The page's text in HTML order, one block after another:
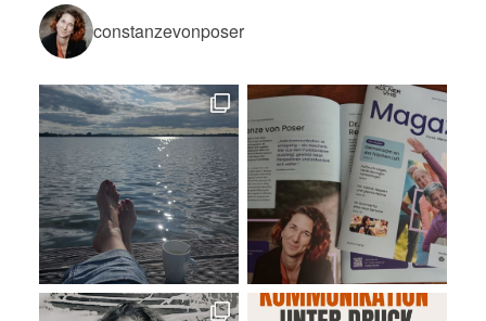
constanzevonposer